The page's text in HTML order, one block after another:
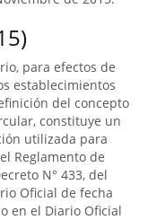
para efectos de
establecimientos
del concepto
constituye un
utilizada para
Reglamento de
N° 433, del
Oficial de fecha
en el Diario Oficial